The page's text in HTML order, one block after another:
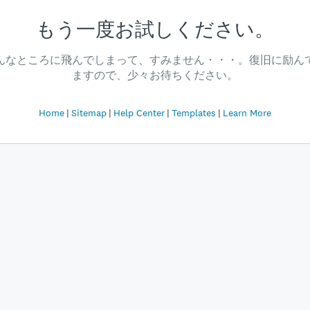
もう一度お試しください。
なところに飛んでしまって、すみません・・・。復旧に励ん
ますので、少々お待ちください。
Home Sitemap Help Center Templates Learn More